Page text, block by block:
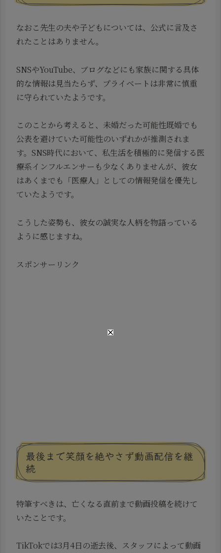
なおこ先生の夫や子どもについては、公式に言及さ
れたことはありません。
SNSやYouTube、ブログなどにも家族に関する具体
的な情報は見当たらず、プライベートは非常に慎重
に守られていたようです。
このことから考えると、未婚だった可能性既婚でも
公表を避けていた可能性のいずれかが推測されま
す。SNS時代において、私生活を積極的に発信する医
療系インフルエンサーも少なくありませんが、彼女
はあくまでも「医療人」としての情報発信を優先し
ていたようです。
こうした姿勢も、彼女の誠実な人柄を物語っている
ように感じますね。
スポンサーリンク
最後まで笑顔を絶やさず動画配信を継
続
特筆すべきは、亡くなる直前まで動画投稿を続けて
いたことです。
TikTokでは3月4日の逝去後、スタッフによって動画